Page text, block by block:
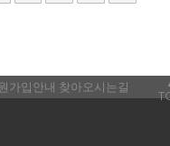
가입안내 찾아오시는길